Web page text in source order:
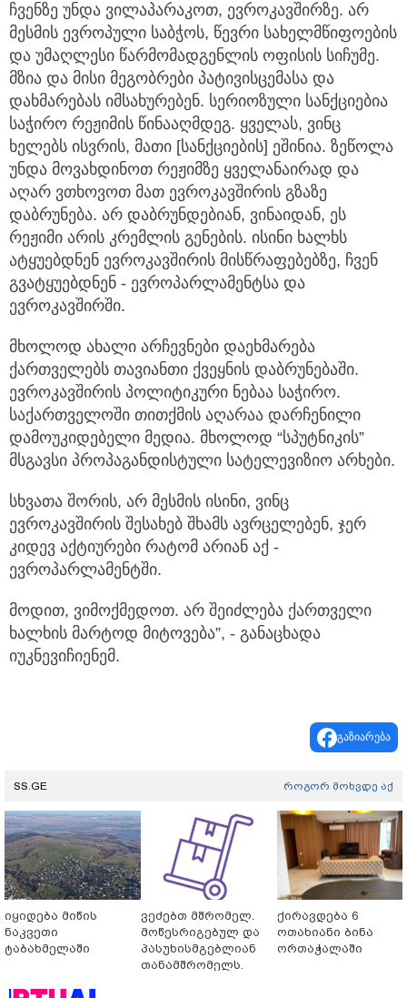
ჩვენზე უნდა ვილაპარაკოთ, ევროკავშირზე. არ
მესმის ევროპული საბჭოს, წევრი სახელმწიფოების
და უმაღლესი წარმომადგენლის ოფისის სიჩუმე.
მზია და მისი მეგობრები პატივისცემასა და
დახმარებას იმსახურებენ. სერიოზული სანქციებია
საჭირო რეჟიმის წინააღმდეგ. ყველას, ვინც
ხელებს ისვრის, მათი [სანქციების] ეშინია. ზეწოლა
უნდა მოვახდინოთ რეჟიმზე ყველანაირად და
აღარ ვთხოვოთ მათ ევროკავშირის გზაზე
დაბრუნება. არ დაბრუნდებიან, ვინაიდან, ეს
რეჟიმი არის კრემლის გენების. ისინი ხალხს
ატყუებდნენ ევროკავშირის მისწრაფებებზე, ჩვენ
გვატყუებდნენ - ევროპარლამენტსა და
ევროკავშირში.
მხოლოდ ახალი არჩევნები დაეხმარება
ქართველებს თავიანთი ქვეყნის დაბრუნებაში.
ევროკავშირის პოლიტიკური ნებაა საჭირო.
საქართველოში თითქმის აღარაა დარჩენილი
დამოუკიდებელი მედია. მხოლოდ “სპუტნიკის”
მსგავსი პროპაგანდისტული სატელევიზიო არხები.
სხვათა შორის, არ მესმის ისინი, ვინც
ევროკავშირის შესახებ შხამს ავრცელებენ, ჯერ
კიდევ აქტიურები რატომ არიან აქ -
ევროპარლამენტში.
მოდით, ვიმოქმედოთ. არ შეიძლება ქართველი
ხალხის მარტოდ მიტოვება”, - განაცხადა
იუკნევიჩიენემ.
გაზიარება
SS.GE როგორ მოხვდე აქ
იყიდება მიწის
ნაკვეთი
ტაბახმელაში
ვეძებთ მშრომელ.
მოწესრიგებულ და
პასუხისმგებლიან
თანამშრომელს.
ქირავდება 6
ოთახიანი ბინა
ორთაჭალაში